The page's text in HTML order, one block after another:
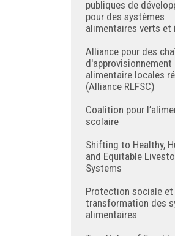
publiques de
pour des systèmes
alimentaires verts
Alliance pour des
d'approvisionnement
alimentaire locales
(Alliance RLFSC)
Coalition pour
scolaire
Shifting to Healthy,
and Equitable
Systems
Protection sociale et
transformation des
alimentaires